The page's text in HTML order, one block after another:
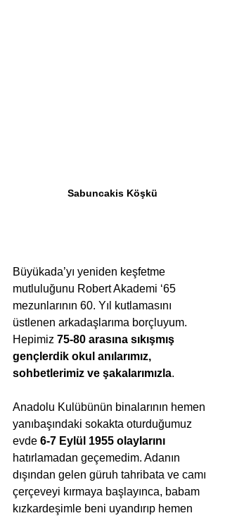
Sabuncakis Köşkü
Büyükada’yı yeniden keşfetme
mutluluğunu Robert Akademi ‘65
mezunlarının 60. Yıl kutlamasını
üstlenen arkadaşlarıma borçluyum.
Hepimiz 75-80 arasına sıkışmış
gençlerdik okul anılarımız,
sohbetlerimiz ve şakalarımızla.
Anadolu Kulübünün binalarının hemen
yanıbaşındaki sokakta oturduğumuz
evde 6-7 Eylül 1955 olaylarını
hatırlamadan geçemedim. Adanın
dışından gelen güruh tahribata ve camı
çerçeveyi kırmaya başlayınca, babam
kızkardeşimle beni uyandırıp hemen